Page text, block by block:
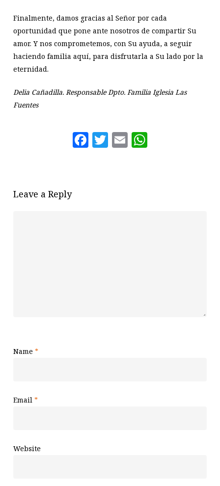
Finalmente, damos gracias al Señor por cada
oportunidad que pone ante nosotros de compartir Su
amor. Y nos comprometemos, con Su ayuda, a seguir
haciendo familia aquí, para disfrutarla a Su lado por la
eternidad.
Delia Cañadilla. Responsable Dpto. Familia Iglesia Las
Fuentes
Facebook
Twitter
Email
Leave a Reply
Name *
Email *
Website